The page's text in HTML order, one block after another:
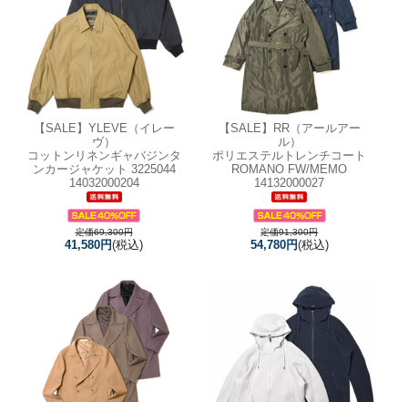
【SALE】 YLEVE（イレー
ヴ）
コットンリネンギャバジンタ
ンカージャケット 3225044
14032000204
定価69,300円
41,580円(税込)
【SALE】
RR（アールアー
ル）
ポリエステルトレンチコート
ROMANO FW/MEMO
14132000027
定価91,300円
54,780円(税込)